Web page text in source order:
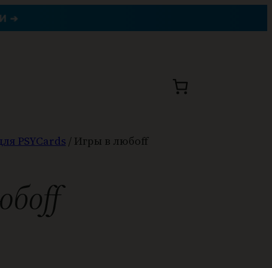
➔
PSYCards / Игры в любоff